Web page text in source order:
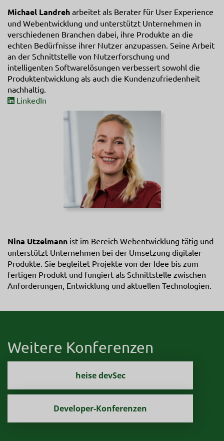
Michael Landreh arbeitet als Berater für User Experience
und Webentwicklung und unterstützt Unternehmen in
verschiedenen Branchen dabei, ihre Produkte an die
echten Bedürfnisse ihrer Nutzer anzupassen. Seine Arbeit
an der Schnittstelle von Nutzerforschung und
intelligenten Softwarelösungen verbessert sowohl die
Produktentwicklung als auch die Kundenzufriedenheit
nachhaltig.
LinkedIn
Nina Utzelmann ist im Bereich Webentwicklung tätig und
unterstützt Unternehmen bei der Umsetzung digitaler
Produkte. Sie begleitet Projekte von der Idee bis zum
fertigen Produkt und fungiert als Schnittstelle zwischen
Anforderungen, Entwicklung und aktuellen Technologien.
Weitere Konferenzen
heise devSec
Developer-Konferenzen